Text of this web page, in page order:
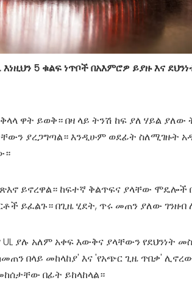
5 ቁልፍ ነጥቦች በአእምሮዎ ይያዙ እና
ዋት ይወቅ። በዛ ላይ ትንሽ ከፍ ያለ ሃይል
ያረጋግጣል። እንዲሁም ወደፊት ስለሚገዙት
ይኖረዋል። ከፍተኛ ቅልጥፍና ያላቸው ሞዴሎች
ይፈልጉ። በጊዜ ሂደት, ጥሩ መጠን ያለው
UL ያሉ አለም አቀፍ እውቅና ያላቸውን የደህንነት
በላይ መከላከያ' እና 'የአጭር ጊዜ ጥበቃ' ሊኖረው
በፊት ይከላከላል።